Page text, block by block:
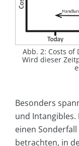
Abb. 2: Costs of
Wird dieser
Besonders
und Intangibles.
einen
betrachten, in